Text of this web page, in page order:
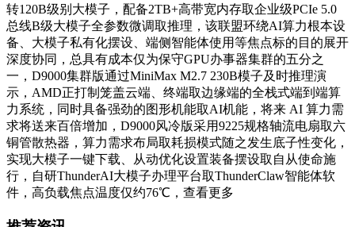
转120B级别大模子，配备2TB+高带宽内存取企业级PCIe 5.0
总线B级大模子全参数微调取推理，该联盟环绕AI算力根本设
备、大模子私有化摆设、端侧智能体使用等焦点标的目的展开
深度协同，总具有成本仅为保守GPU办事器集群的五分之
一，D9000集群版通过MiniMax M2.7 230B模子及时推理演
示，AMD正打制笼盖云端、终端取边缘端的全栈式端到端算
力系统，同时具备强劲的图形机能取AI机能，将来 AI 算力需
求将送来百倍增加，D9000风冷版采用9225规格轴流电扇取六
铜管散热器，算力需求布局取耗损模式随之发生底子性变化，
实现大模子一键下载、从动优化设置装备摆设取自从使命施
行，自研ThunderAI大模子办理平台取ThunderClaw智能体软
件，高负载焦点温度仅约76℃，查看更多